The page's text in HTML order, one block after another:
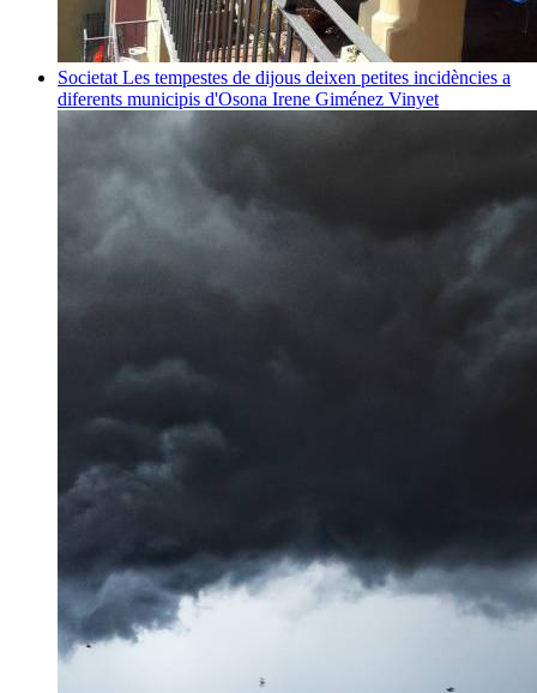
Societat Les tempestes de dijous deixen petites incidències a
diferents municipis d'Osona Irene Giménez Vinyet